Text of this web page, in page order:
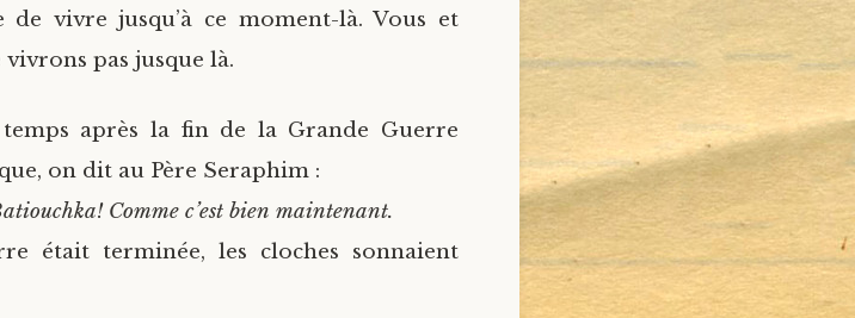
de vivre jusqu’à ce moment-là. Vous et
vivrons pas jusque là.
temps après la fin de la Grande Guerre
on dit au Père Seraphim :
Comme c’est bien maintenant.
était terminée, les cloches sonnaient